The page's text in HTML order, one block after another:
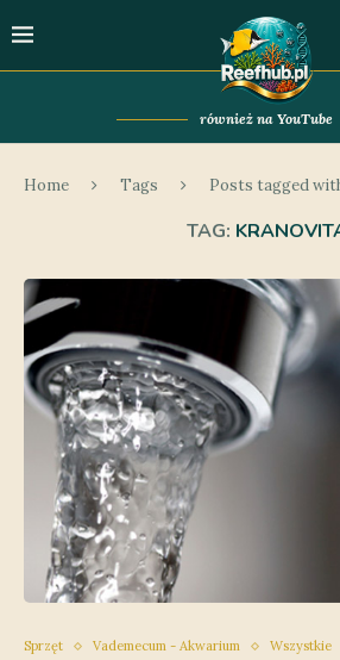
również na YouTube
Home Tags Posts tagged
TAG:
Sprzęt Vademecum - Akwarium Wszystkie